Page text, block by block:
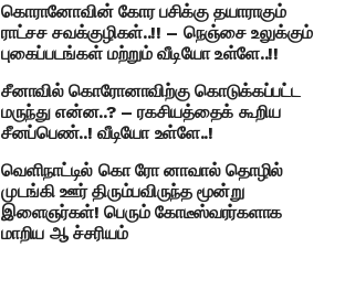
கொரானோவின் கோர பசிக்கு தயாராகும்
ராட்சச சவக்குழிகள்..!! – நெஞ்சை உலுக்கும்
புகைப்படங்கள் மற்றும் வீடியோ உள்ளே..!!
சீனாவில் கொரோனாவிற்கு கொடுக்கப்பட்ட
மருந்து என்ன..? – ரகசியத்தைக் கூறிய
சீனப்பெண்..! வீடியோ உள்ளே..!
வெளிநாட்டில் கொ ரோ னாவால் தொழில்
முடங்கி ஊர் திரும்பவிருந்த மூன்று
இளைஞர்கள்! பெரும் கோடீஸ்வரர்களாக
மாறிய ஆ ச்சரியம்